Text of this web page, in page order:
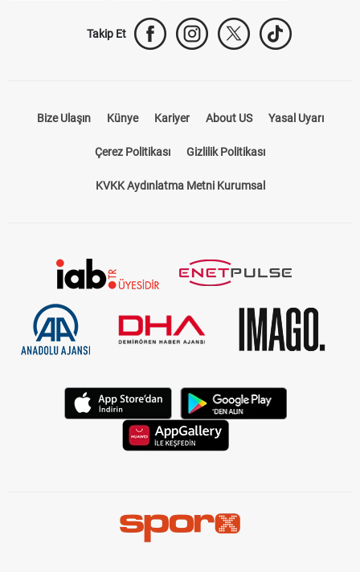
Takip Et
Bize Ulaşın Künye Kariyer About US Yasal Uyarı
Çerez Politikası Gizlilik Politikası
KVKK Aydınlatma Metni Kurumsal